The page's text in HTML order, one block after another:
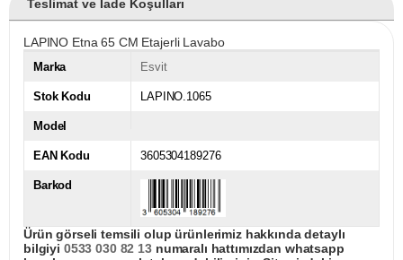
Teslimat ve İade Koşulları
LAPINO Etna 65 CM Etajerli Lavabo
Marka Esvit
Stok Kodu LAPINO.1065
Model
EAN Kodu 3605304189276
Barkod
Ürün görseli temsili olup ürünlerimiz hakkında detaylı
bilgiyi 0533 030 82 13numaralı hattımızdan whatsapp